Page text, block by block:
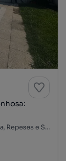
Quelha dos Amores - Póvoa de Medronhosa, Repeses e São Salvador, Viseu, Viseu